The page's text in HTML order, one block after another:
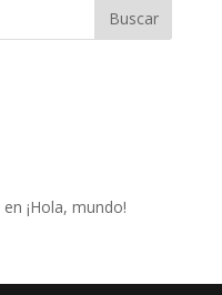
en ¡Hola, mundo!